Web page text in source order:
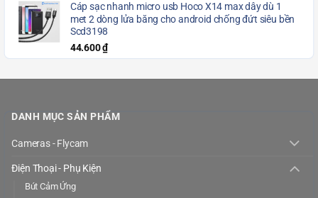
Cáp sạc nhanh micro usb Hoco X14 max dây dù 1
met 2 dòng lửa băng cho android chống đứt siêu bền
Scd3198
44.600₫
DANH MỤC SẢN PHẨM
Cameras - Flycam
Điện Thoại - Phụ Kiện
Bút Cảm Ứng